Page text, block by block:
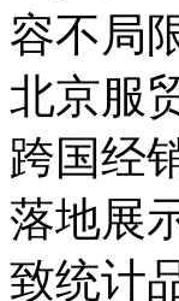
容不局
北京服
跨国经
落地展
致统计